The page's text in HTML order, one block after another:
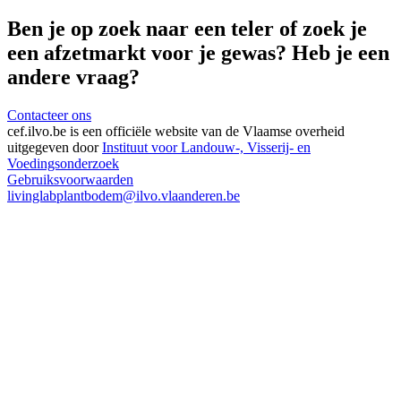
Ben je op zoek naar een teler of zoek je
een afzetmarkt voor je gewas? Heb je een
andere vraag?
Contacteer ons
cef.ilvo.be is een officiële website van de Vlaamse overheid
uitgegeven doorInstituut voor Landouw-, Visserij- en
Voedingsonderzoek
Gebruiksvoorwaarden
livinglabplantbodem@ilvo.vlaanderen.be